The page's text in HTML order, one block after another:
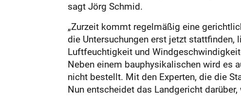
sagt Jörg Schmid.
„Zurzeit kommt regelmäßig eine
die Untersuchungen erst jetzt stattfinden,
Luftfeuchtigkeit und
Neben einem bauphysikalischen wird es
nicht bestellt. Mit den Experten, die die
Nun entscheidet das Landgericht